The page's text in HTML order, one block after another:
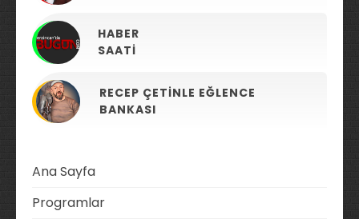
HABER
SAATI
RECEP ÇETINLE EĞLENCE
BANKASI
Ana Sayfa
Programlar